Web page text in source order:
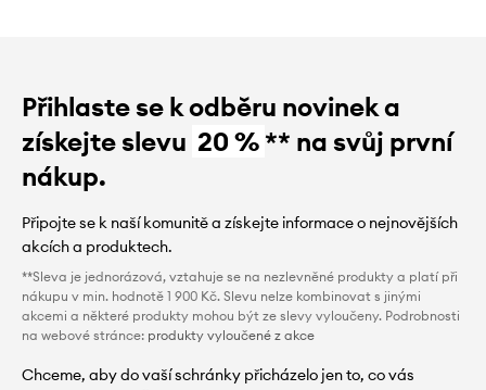
Přihlaste se k odběru novinek a
získejte slevu 20 %** na svůj první
nákup.
Připojte se k naší komunitě a získejte informace o nejnovějších
akcích a produktech.
**Sleva je jednorázová, vztahuje se na nezlevněné produkty a platí při
nákupu v min. hodnotě 1 900 Kč. Slevu nelze kombinovat s jinými
akcemi a některé produkty mohou být ze slevy vyloučeny. Podrobnosti
na webové stránce: produkty vyloučené z akce
Chceme, aby do vaší schránky přicházelo jen to, co vás